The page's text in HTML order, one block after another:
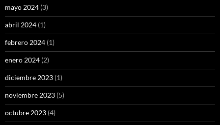
mayo 2024 (3)
abril 2024 (1)
febrero 2024 (1)
enero 2024 (2)
diciembre 2023 (1)
noviembre 2023 (5)
octubre 2023 (4)